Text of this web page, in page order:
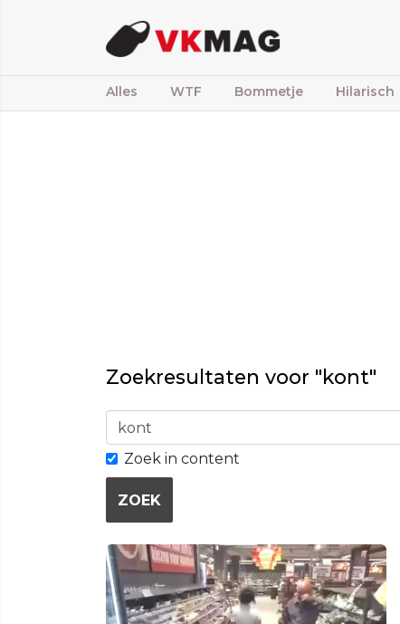
Alles WTF Bommetje Hilarisch
Zoekresultaten voor "kont"
Zoek in content
ZOEK